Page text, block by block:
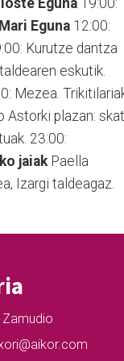
Eguna 12:00:
Kurutze dantza
eskutik.
Mezea.
Astorki plazan:
23:00:
jaiak Paella
Izargi taldeagaz.